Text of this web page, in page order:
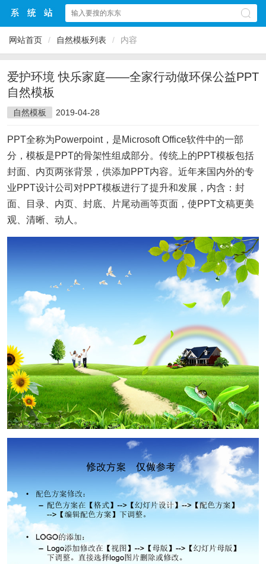
网站首页 / 自然模板列表 / 内容
爱护环境 快乐家庭——全家行动做环保公益PPT
自然模板
自然模板 2019-04-28
PPT全称为Powerpoint，是Microsoft Office软件中的一部
分，模板是PPT的骨架性组成部分。传统上的PPT模板包括
封面、内页两张背景，供添加PPT内容。近年来国内外的专
业PPT设计公司对PPT模板进行了提升和发展，内含：封
面、目录、内页、封底、片尾动画等页面，使PPT文稿更美
观、清晰、动人。